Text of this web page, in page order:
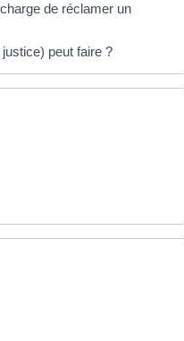
de réclamer un
peut faire ?